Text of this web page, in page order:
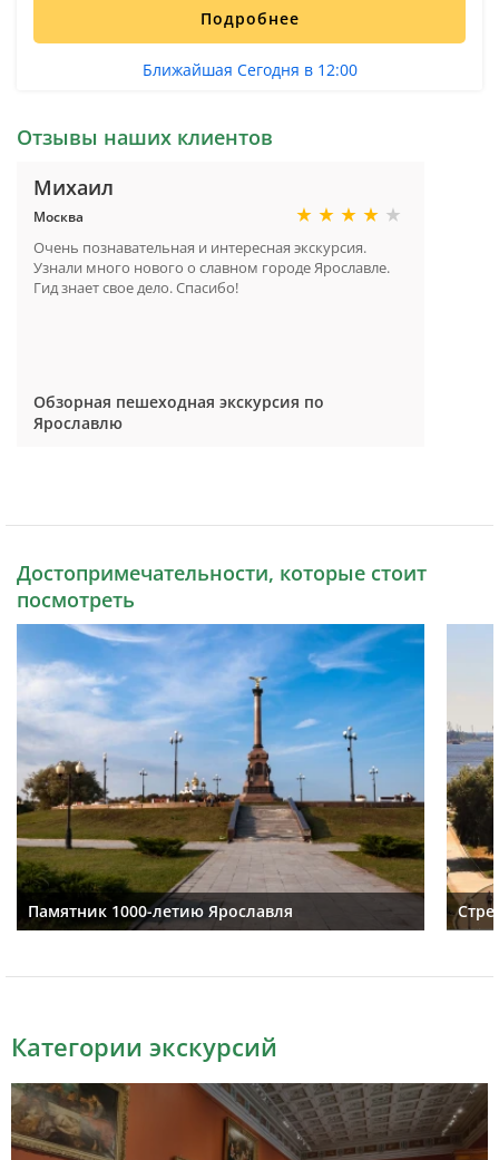
Подробнее
Ближайшая Сегодня в 12:00
Отзывы наших клиентов
Михаил
Москва
Очень познавательная и интересная экскурсия.
Узнали много нового о славном городе Ярославле.
Гид знает свое дело. Спасибо!
Обзорная пешеходная экскурсия по
Ярославлю
Достопримечательности, которые стоит
посмотреть
Памятник 1000-летию Ярославля
Категории экскурсий